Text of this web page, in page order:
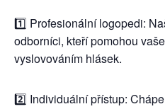
1️⃣ Profesionální logopedi:
odborníci, kteří pomohou
vyslovováním hlásek.
2️⃣ Individuální přístup: